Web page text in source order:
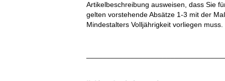
Artikelbeschreibung ausweisen, dass Sie
gelten vorstehende Absätze 1-3 mit der
Mindestalters Volljährigkeit vorliegen muss.